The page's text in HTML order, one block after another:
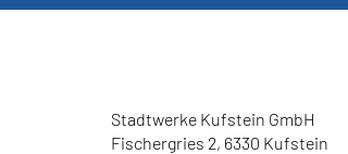
Stadtwerke Kufstein GmbH
Fischergries 2, 6330 Kufstein